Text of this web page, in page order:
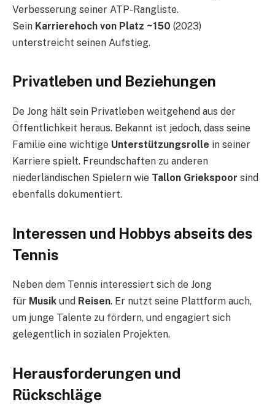
Verbesserung seiner ATP-Rangliste.
Sein Karrierehoch von Platz ~150 (2023)
unterstreicht seinen Aufstieg.
Privatleben und Beziehungen
De Jong hält sein Privatleben weitgehend aus der
Öffentlichkeit heraus. Bekannt ist jedoch, dass seine
Familie eine wichtige Unterstützungsrolle in seiner
Karriere spielt. Freundschaften zu anderen
niederländischen Spielern wie Tallon Griekspoor sind
ebenfalls dokumentiert.
Interessen und Hobbys abseits des
Tennis
Neben dem Tennis interessiert sich de Jong
für Musik und Reisen. Er nutzt seine Plattform auch,
um junge Talente zu fördern, und engagiert sich
gelegentlich in sozialen Projekten.
Herausforderungen und
Rückschläge